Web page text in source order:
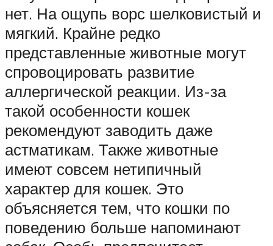
нет. На ощупь ворс шелковистый и
мягкий. Крайне редко
представленные животные могут
спровоцировать развитие
аллергической реакции. Из-за
такой особенности кошек
рекомендуют заводить даже
астматикам. Также животные
имеют совсем нетипичный
характер для кошек. Это
объясняется тем, что кошки по
поведению больше напоминают